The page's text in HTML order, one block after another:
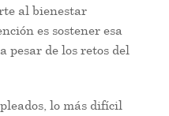
al bienestar
es sostener esa
pesar de los retos del
lo más difícil